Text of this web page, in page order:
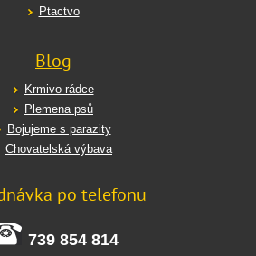
Ptactvo
Blog
Krmivo rádce
Plemena psů
Bojujeme s parazity
Chovatelská výbava
po telefonu
739 854 814